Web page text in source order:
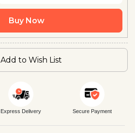
Buy Now
Add to Wish List
Express Delivery Secure Payment